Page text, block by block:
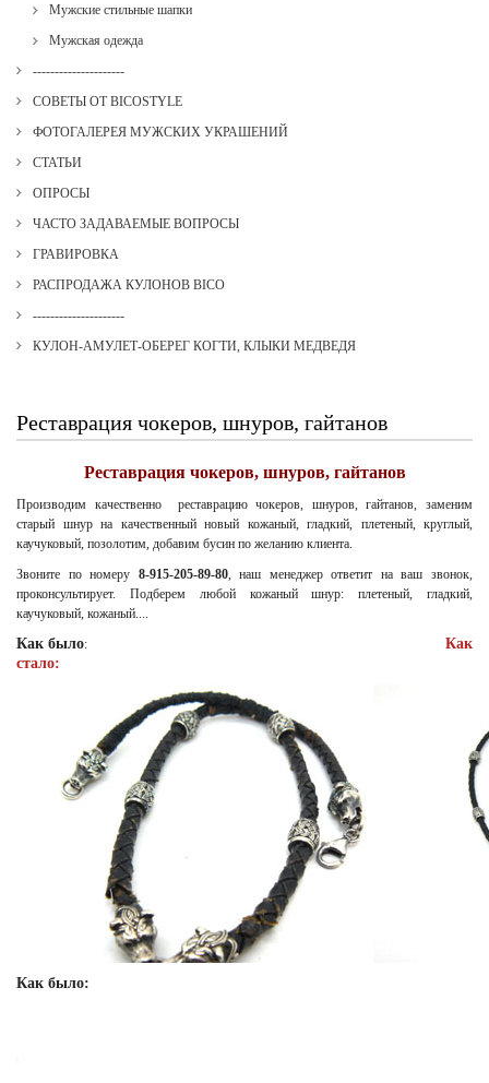
Мужские стильные шапки
Мужская одежда
---------------------
СОВЕТЫ ОТ BICOSTYLE
ФОТОГАЛЕРЕЯ МУЖСКИХ УКРАШЕНИЙ
СТАТЬИ
ОПРОСЫ
ЧАСТО ЗАДАВАЕМЫЕ ВОПРОСЫ
ГРАВИРОВКА
РАСПРОДАЖА КУЛОНОВ BICO
---------------------
КУЛОН-АМУЛЕТ-ОБЕРЕГ КОГТИ, КЛЫКИ МЕДВЕДЯ
Реставрация чокеров, шнуров, гайтанов
Реставрация чокеров, шнуров, гайтанов
Производим качественно реставрацию чокеров, шнуров, гайтанов, заменим
старый шнур на качественный новый кожаный, гладкий, плетеный, круглый,
каучуковый, позолотим, добавим бусин по желанию клиента.
Звоните по номеру 8-915-205-89-80, наш менеджер ответит на ваш звонок,
проконсультирует. Подберем любой кожаный шнур: плетеный, гладкий,
каучуковый, кожаный....
Как было:
Как
стало:
Как было: